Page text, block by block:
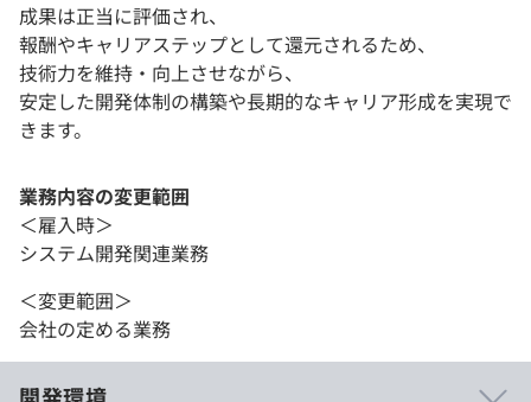
成果は正当に評価され、
報酬やキャリアステップとして還元されるため、
技術力を維持・向上させながら、
安定した開発体制の構築や長期的なキャリア形成を実現で
きます。
業務内容の変更範囲
＜雇入時＞
システム開発関連業務
＜変更範囲＞
会社の定める業務